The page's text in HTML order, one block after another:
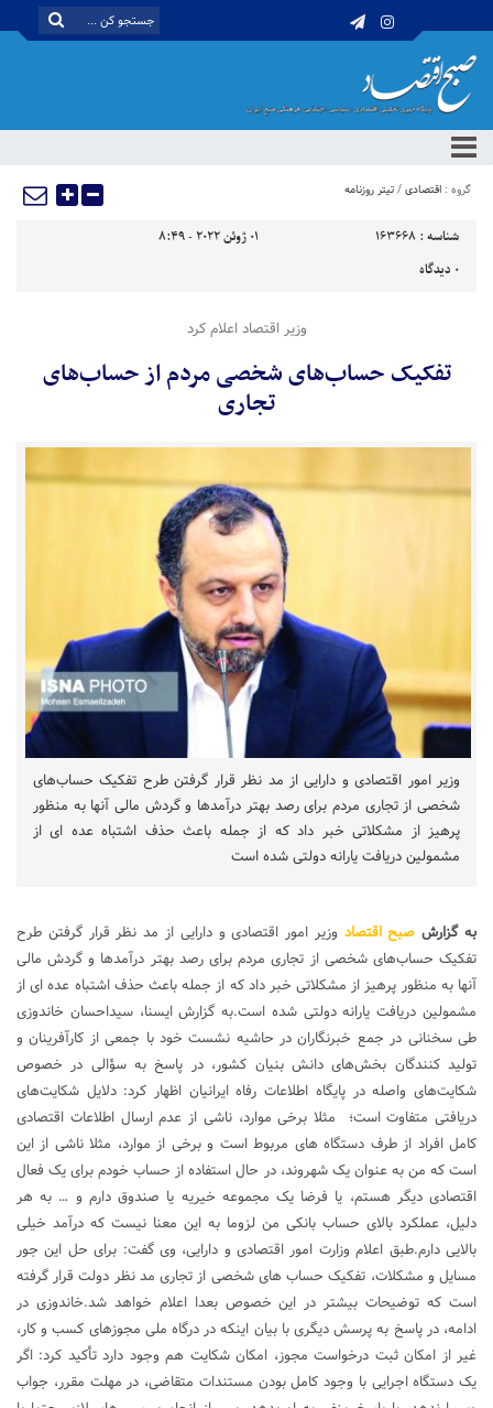
گروه : اقتصادی/تیتر روزنامه
شناسه : 163668
01 ژوئن 2022 - 8:49
0 دیدگاه
وزیر اقتصاد اعلام کرد
تفکیک حساب‌های شخصی مردم از حساب‌های
تجاری
وزیر امور اقتصادی و دارایی از مد نظر قرار گرفتن طرح تفکیک حساب‌های
شخصی از تجاری مردم برای رصد بهتر درآمدها و گردش مالی آنها به منظور
پرهیز از مشکلاتی خبر داد که از جمله باعث حذف اشتباه عده ای از
مشمولین دریافت یارانه دولتی شده است
به گزارش صبح اقتصاد وزیر امور اقتصادی و دارایی از مد نظر قرار گرفتن طرح
تفکیک حساب‌های شخصی از تجاری مردم برای رصد بهتر درآمدها و گردش مالی
آنها به منظور پرهیز از مشکلاتی خبر داد که از جمله باعث حذف اشتباه عده ای از
مشمولین دریافت یارانه دولتی شده است.به گزارش ایسنا، سیداحسان خاندوزی
طی سخنانی در جمع خبرنگاران در حاشیه نشست خود با جمعی از کارآفرینان و
تولید کنندگان بخش‌های دانش بنیان کشور، در پاسخ به سؤالی در خصوص
شکایت‌های واصله در پایگاه اطلاعات رفاه ایرانیان اظهار کرد: دلایل شکایت‌های
دریافتی متفاوت است؛ مثلا برخی موارد، ناشی از عدم ارسال اطلاعات اقتصادی
کامل افراد از طرف دستگاه های مربوط است و برخی از موارد، مثلا ناشی از این
است که من به عنوان یک شهروند، در حال استفاده از حساب خودم برای یک فعال
اقتصادی دیگر هستم، یا فرضا یک مجموعه خیریه یا صندوق دارم و … به هر
دلیل، عملکرد بالای حساب بانکی من لزوما به این معنا نیست که درآمد خیلی
بالایی دارم.طبق اعلام وزارت امور اقتصادی و دارایی، وی گفت: برای حل این جور
مسایل و مشکلات، تفکیک حساب های شخصی از تجاری مد نظر دولت قرار گرفته
است که توضیحات بیشتر در این خصوص بعدا اعلام خواهد شد.خاندوزی در
ادامه، در پاسخ به پرسش دیگری با بیان اینکه در درگاه ملی مجوزهای کسب و کار،
غیر از امکان ثبت درخواست مجوز، امکان شکایت هم وجود دارد تأکید کرد: اگر
یک دستگاه اجرایی با وجود کامل بودن مستندات متقاضی، در مهلت مقرر، جواب